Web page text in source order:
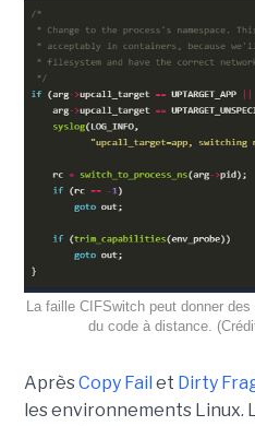
La faille CIFSwitch peut donner
du code à distance.
AprèsCopy Fail et Dirty
les environnements Linux.